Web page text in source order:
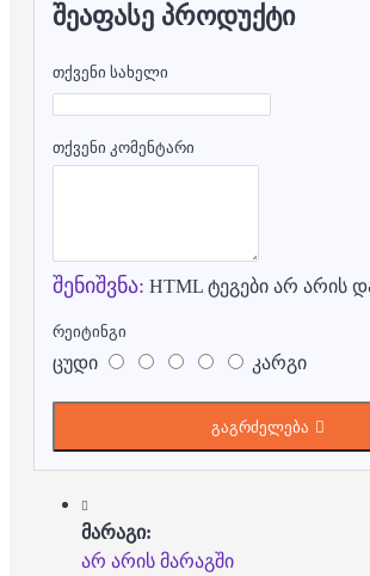
ᲨᲔᲐᲤᲐᲡᲔ ᲞᲠᲝᲓᲣᲥᲢᲘ
თქვენი სახელი
თქვენი კომენტარი
შენიშვნა: HTML ტეგები არ არის
რეიტინგი
ცუდი კარგი
გაგრძელება
მარაგი:
არ არის მარაგში